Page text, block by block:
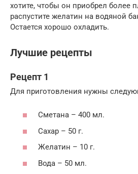
хотите, чтобы он приобрел более
распустите желатин на водяной
Остается хорошо охладить.
Лучшие рецепты
Рецепт 1
Для приготовления нужны
Сметана – 400 мл.
Сахар – 50 г.
Желатин – 10 г.
Вода – 50 мл.